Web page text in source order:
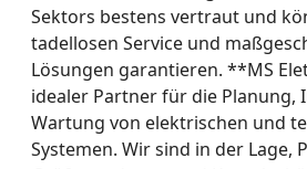
Sektors bestens vertraut und
tadellosen Service und
Lösungen garantieren. **MS
idealer Partner für die Planung,
Wartung von elektrischen und
Systemen. Wir sind in der Lage,